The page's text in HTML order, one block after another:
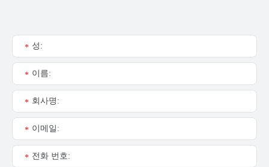
성:
*
이름:
*
회사명:
*
이메일:
*
전화 번호:
*